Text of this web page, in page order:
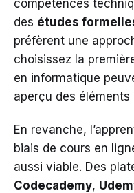
compétences
des études
préfèrent une
choisissez la
en informatique
aperçu des
En revanche,
biais de cours en
aussi viable. Des
Codecademy,